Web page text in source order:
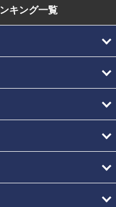
キング一覧